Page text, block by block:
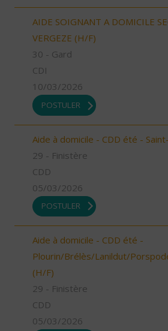
AIDE SOIGNANT A DOMICILE
VERGEZE (H/F)
30 - Gard
CDI
10/03/2026
POSTULER
Aide à domicile - CDD été -
29 - Finistère
CDD
05/03/2026
POSTULER
Aide à domicile - CDD été -
Plourin/Brélès/Lanildut/
(H/F)
29 - Finistère
CDD
05/03/2026